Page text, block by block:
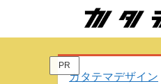
PR
カタテマデザイン